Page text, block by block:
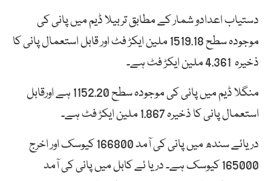
دستیاب اعدادو شمار کے مطابق تربیلا ڈیم میں پانی کی
موجودہ سطح 1519.18 ملین ایکڑ فٹ اور قابل استعمال پانی کا
ذخیرہ 4.361 ملین ایکڑ فٹ ہے۔
منگلا ڈیم میں پانی کی موجودہ سطح 1152.20 ہے اورقابل
استعمال پانی کا ذخیرہ 1.867 ملین ایکڑ فٹ ہے۔
دریائے سندھ میں پانی کی آمد 166800 کیوسک اور اخرج
165000 کیوسک ہے۔ دریا ئے کابل میں پانی کی آمد